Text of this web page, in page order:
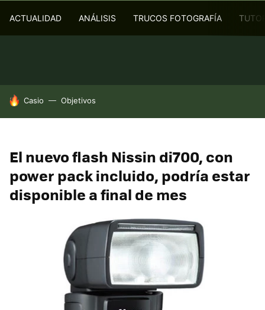
ACTUALIDAD ANÁLISIS TRUCOS FOTOGRAFÍA
HOY SE HABLA DE
Casio Objetivos
El nuevo flash Nissin di700, con
power pack incluido, podría estar
disponible a final de mes